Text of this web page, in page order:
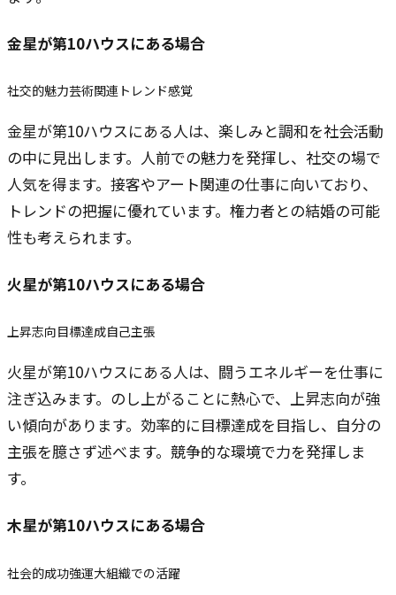
金星が第10ハウスにある場合
社交的魅力芸術関連 トレンド感覚
金星が第10ハウスにある人は、楽しみと調和を社会活動
の中に見出します。人前での魅力を発揮し、社交の場で
人気を得ます。接客やアート関連の仕事に向いており、
トレンドの把握に優れています。権力者との結婚の可能
性も考えられます。
火星が第10ハウスにある場合
上昇志向目標達成自己主張
火星が第10ハウスにある人は、闘うエネルギーを仕事に
注ぎ込みます。のし上がることに熱心で、上昇志向が強
い傾向があります。効率的に目標達成を目指し、自分の
主張を臆さず述べます。競争的な環境で力を発揮しま
す。
木星が第10ハウスにある場合
社会的成功強運大組織での活躍